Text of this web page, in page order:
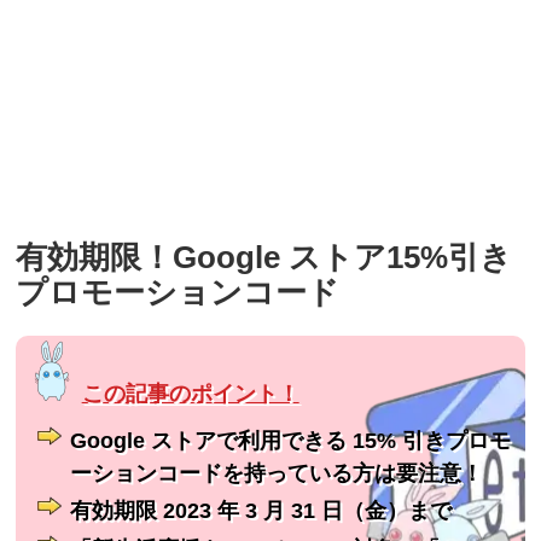
有効期限！Google ストア15%引き
プロモーションコード
Google ストアで利用できる 15% 引きプロモ
ーションコードを持っている方は要注意！
有効期限 2023 年 3 月 31 日（金）まで